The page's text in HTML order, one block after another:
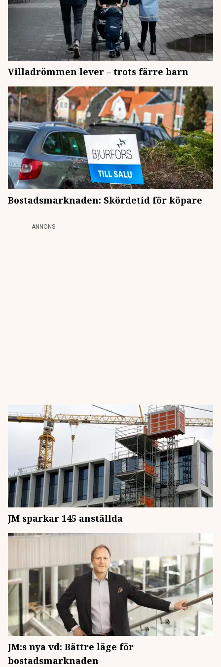
Villadrömmen lever – trots färre barn
Bostadsmarknaden: Skördetid för köpare
ANNONS
JM sparkar 145 anställda
JM:s nya vd: Bättre läge för
bostadsmarknaden